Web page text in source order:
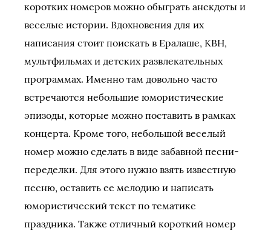
коротких номеров можно обыграть анекдоты и
веселые истории. Вдохновения для их
написания стоит поискать в Ералаше, КВН,
мультфильмах и детских развлекательных
программах. Именно там довольно часто
встречаются небольшие юмористические
эпизоды, которые можно поставить в рамках
концерта. Кроме того, небольшой веселый
номер можно сделать в виде забавной песни-
переделки. Для этого нужно взять известную
песню, оставить ее мелодию и написать
юмористический текст по тематике
праздника. Также отличный короткий номер